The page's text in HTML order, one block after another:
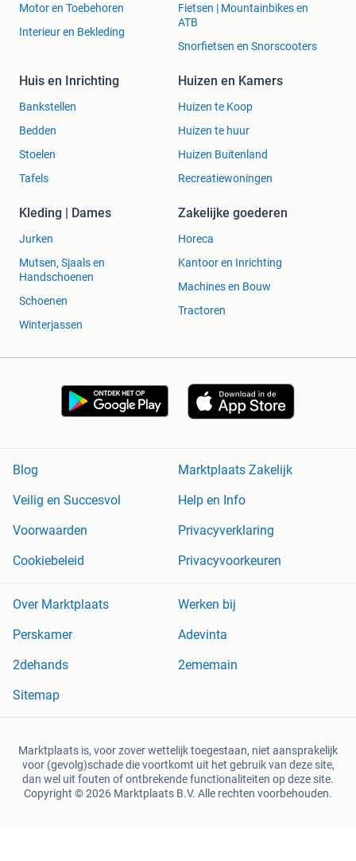
Motor en Toebehoren
Interieur en Bekleding
Fietsen | Mountainbikes en
ATB
Snorfietsen en Snorscooters
Huis en Inrichting
Bankstellen
Bedden
Stoelen
Tafels
Huizen en Kamers
Huizen te Koop
Huizen te huur
Huizen Buitenland
Recreatiewoningen
Kleding | Dames
Jurken
Mutsen, Sjaals en
Handschoenen
Schoenen
Winterjassen
Zakelijke goederen
Horeca
Kantoor en Inrichting
Machines en Bouw
Tractoren
Blog
Marktplaats Zakelijk
Veilig en Succesvol
Help en Info
Voorwaarden
Privacyverklaring
Cookiebeleid
Privacyvoorkeuren
Over Marktplaats
Werken bij
Perskamer
Adevinta
2dehands
2ememain
Sitemap
Marktplaats is, voor zover wettelijk toegestaan, niet aansprakelijk
voor (gevolg)schade die voortkomt uit het gebruik van deze site,
dan wel uit fouten of ontbrekende functionaliteiten op deze site.
Copyright © 2026 Marktplaats B.V. Alle rechten voorbehouden.